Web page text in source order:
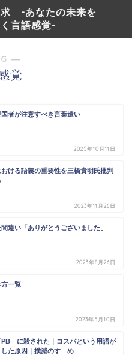
求 -あなたの未来を
言語感覚-
―
覚
者が注意すべき言葉遣い
2025年10月11日
おける語義の重要性を三橋貴明氏批判
2023年11月26日
違い「ありがとうございました」
2023年8月26日
一覧
2023年5月10日
PB」に殺された｜コスパという用語が
た原因｜撲滅のすゝめ